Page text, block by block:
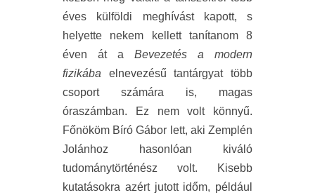
éves külföldi meghívást kapott, s
helyette nekem kellett tanítanom 8
éven át a Bevezetés a modern
fizikába elnevezésű tantárgyat több
csoport számára is, magas
óraszámban. Ez nem volt könnyű.
Főnököm Bíró Gábor lett, aki Zemplén
Jolánhoz hasonlóan kiváló
tudománytörténész volt. Kisebb
kutatásokra azért jutott időm, például